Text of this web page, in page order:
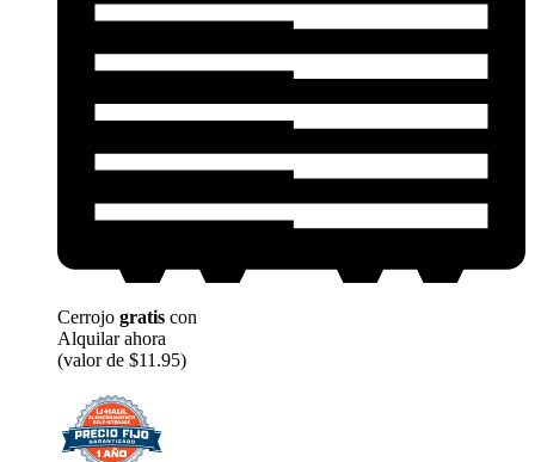
Cerrojo gratis con
Alquilar ahora
(valor de $11.95)